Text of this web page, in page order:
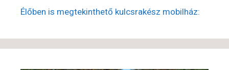
Élőben is megtekinthető kulcsrakész mobilház: